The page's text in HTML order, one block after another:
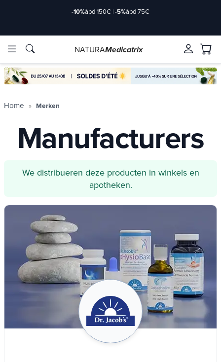
ingrediënten Merken
-10%àpd 150€ |-5%àpd 75€
ingrediënten Merken
NATURAMedicatrix
Home Merken
Manufacturers
We distribueren deze producten in winkels en
apotheken.